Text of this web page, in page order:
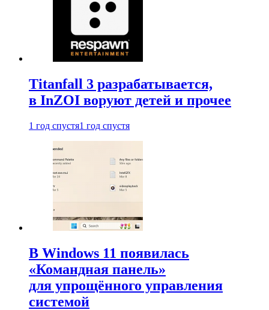
Titanfall 3 разрабатывается,
в InZOI воруют детей и прочее
1 год спустя1 год спустя
В Windows 11 появилась
«Командная панель»
для упрощённого управления
системой